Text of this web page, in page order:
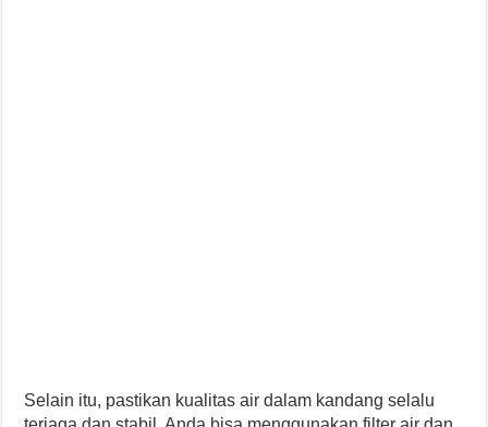
Selain itu, pastikan kualitas air dalam kandang selalu